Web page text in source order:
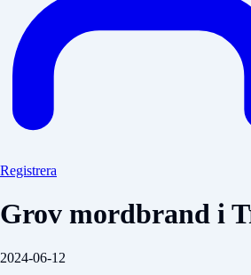
Registrera
Grov mordbrand i
2024-06-12